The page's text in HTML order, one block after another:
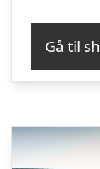
kr.
Gå til